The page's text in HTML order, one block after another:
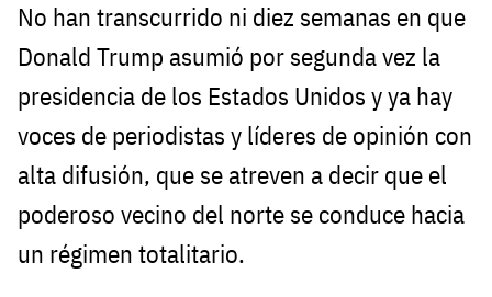
No han transcurrido ni diez semanas en que
Donald Trump asumió por segunda vez la
presidencia de los Estados Unidos y ya hay
voces de periodistas y líderes de opinión con
alta difusión, que se atreven a decir que el
poderoso vecino del norte se conduce hacia
un régimen totalitario.